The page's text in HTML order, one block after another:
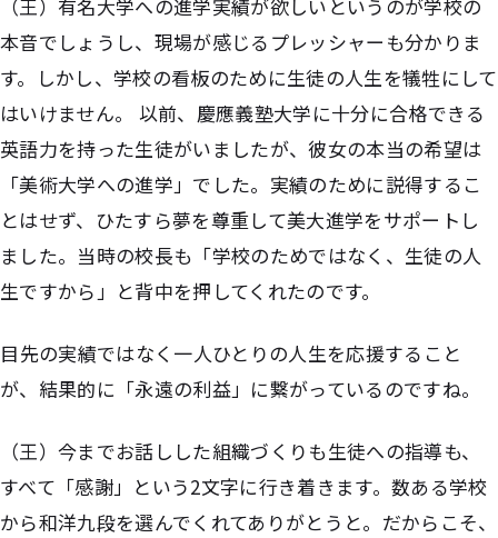
（王）有名大学への進学実績が欲しいというのが学校の
本音でしょうし、現場が感じるプレッシャーも分かりま
す。しかし、学校の看板のために生徒の人生を犠牲にして
はいけません。 以前、慶應義塾大学に十分に合格できる
英語力を持った生徒がいましたが、彼女の本当の希望は
「美術大学への進学」でした。実績のために説得するこ
とはせず、ひたすら夢を尊重して美大進学をサポートし
ました。当時の校長も「学校のためではなく、生徒の人
生ですから」と背中を押してくれたのです。
――目先の実績ではなく一人ひとりの人生を応援すること
が、結果的に「永遠の利益」に繋がっているのですね。
（王）今までお話しした組織づくりも生徒への指導も、
すべて「感謝」という2文字に行き着きます。数ある学校
から和洋九段を選んでくれてありがとうと。だからこそ、